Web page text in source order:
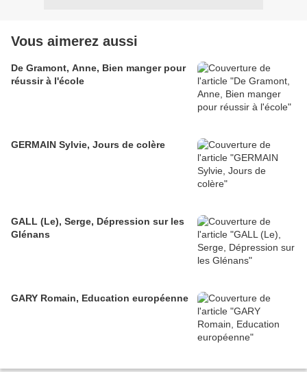
Vous aimerez aussi
De Gramont, Anne, Bien manger pour
réussir à l'école
GERMAIN Sylvie, Jours de colère
GALL (Le), Serge, Dépression sur les
Glénans
GARY Romain, Education européenne